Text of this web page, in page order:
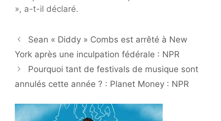
», a-t-il déclaré.
Sean « Diddy » Combs est arrêté à New
York après une inculpation fédérale : NPR
Pourquoi tant de festivals de musique sont
annulés cette année ? : Planet Money : NPR